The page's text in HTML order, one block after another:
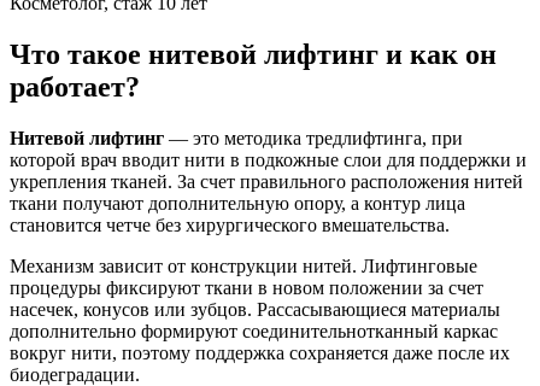
Что такое нитевой лифтинг и как он
работает?
Нитевой лифтинг — это методика тредлифтинга, при
которой врач вводит нити в подкожные слои для поддержки и
укрепления тканей. За счет правильного расположения нитей
ткани получают дополнительную опору, а контур лица
становится четче без хирургического вмешательства.
Механизм зависит от конструкции нитей. Лифтинговые
процедуры фиксируют ткани в новом положении за счет
насечек, конусов или зубцов. Рассасывающиеся материалы
дополнительно формируют соединительнотканный каркас
вокруг нити, поэтому поддержка сохраняется даже после их
биодеградации.